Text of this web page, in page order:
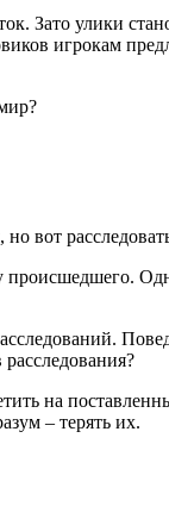
Зато улики
игрокам
вот
на
– терять их.